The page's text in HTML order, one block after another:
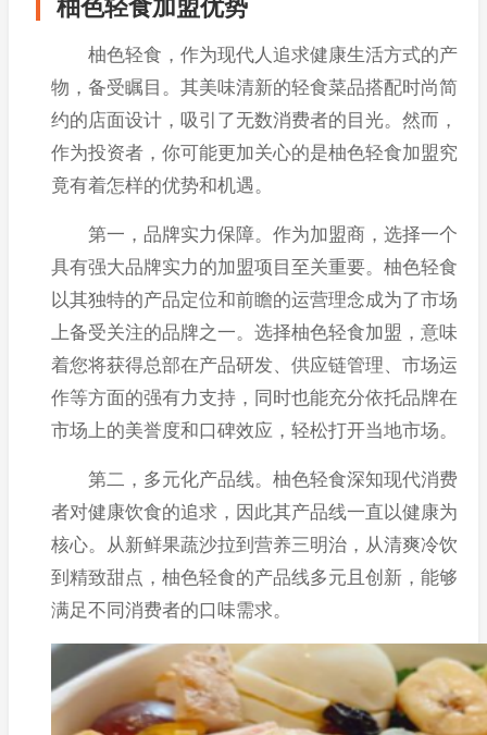
柚色轻食加盟优势
柚色轻食，作为现代人追求健康生活方式的产
物，备受瞩目。其美味清新的轻食菜品搭配时尚简
约的店面设计，吸引了无数消费者的目光。然而，
作为投资者，你可能更加关心的是柚色轻食加盟究
竟有着怎样的优势和机遇。
第一，品牌实力保障。作为加盟商，选择一个
具有强大品牌实力的加盟项目至关重要。柚色轻食
以其独特的产品定位和前瞻的运营理念成为了市场
上备受关注的品牌之一。选择柚色轻食加盟，意味
着您将获得总部在产品研发、供应链管理、市场运
作等方面的强有力支持，同时也能充分依托品牌在
市场上的美誉度和口碑效应，轻松打开当地市场。
第二，多元化产品线。柚色轻食深知现代消费
者对健康饮食的追求，因此其产品线一直以健康为
核心。从新鲜果蔬沙拉到营养三明治，从清爽冷饮
到精致甜点，柚色轻食的产品线多元且创新，能够
满足不同消费者的口味需求。